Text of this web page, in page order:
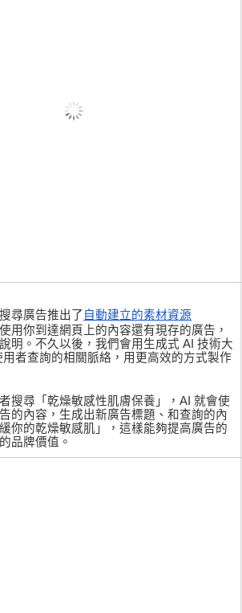
尋廣告推出了 自動建立的素材資源
用你到達網頁上的內容還有現存的廣告，
明。不久以後，我們會用生成式 AI 技術大
者查詢的相關脈絡，用更高效的方式製作
搜尋「乾燥敏感性肌膚保養」，AI 就會使
的內容，生成出新廣告標題、和查詢的內
你的乾燥敏感肌」，這樣能夠提高廣告的
品牌價值。